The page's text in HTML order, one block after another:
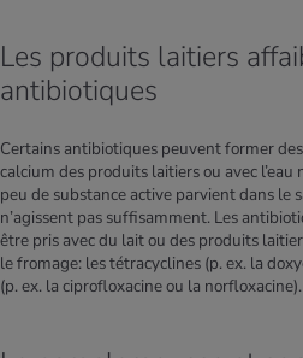
Les produits laitiers
antibiotiques
Certains antibiotiques peuvent former
calcium des produits laitiers ou avec
peu de substance active parvient dans le
n’agissent pas suffisamment. Les
être pris avec du lait ou des produits
le fromage: les tétracyclines (p. ex. la
(p. ex. la ciprofloxacine ou la norfloxacine).